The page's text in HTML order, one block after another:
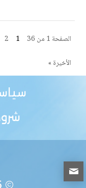
الصفحة 1 من 36 1
2
الأخيرة »
© 2026